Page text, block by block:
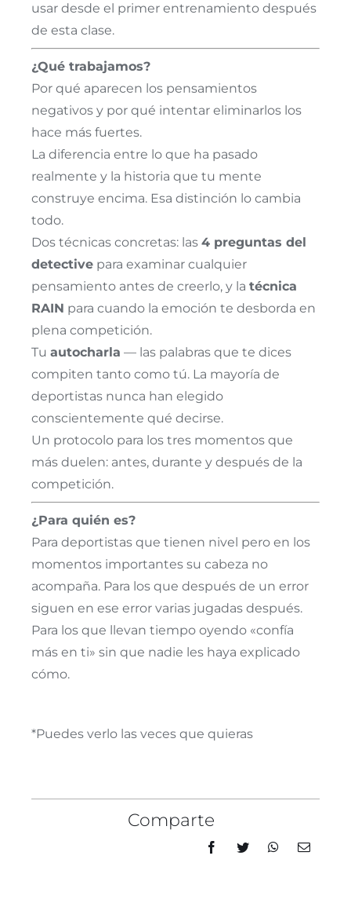
usar desde el primer entrenamiento después
de esta clase.
¿Qué trabajamos?
Por qué aparecen los pensamientos
negativos y por qué intentar eliminarlos los
hace más fuertes.
La diferencia entre lo que ha pasado
realmente y la historia que tu mente
construye encima. Esa distinción lo cambia
todo.
Dos técnicas concretas: las 4 preguntas del
detectivepara examinar cualquier
pensamiento antes de creerlo, y la técnica
RAIN para cuando la emoción te desborda en
plena competición.
Tu autocharla — las palabras que te dices
compiten tanto como tú. La mayoría de
deportistas nunca han elegido
conscientemente qué decirse.
Un protocolo para los tres momentos que
más duelen: antes, durante y después de la
competición.
¿Para quién es?
Para deportistas que tienen nivel pero en los
momentos importantes su cabeza no
acompaña. Para los que después de un error
siguen en ese error varias jugadas después.
Para los que llevan tiempo oyendo «confía
más en ti» sin que nadie les haya explicado
cómo.
*Puedes verlo las veces que quieras
Comparte